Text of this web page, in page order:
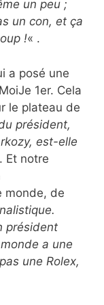
un peu ;
un con, et ça
!« .
a posé une
1er. Cela
le plateau de
président,
est-elle
Et notre
monde, de
président
a une
une Rolex,